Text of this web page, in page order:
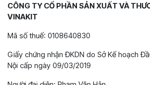
CÔNG TY CỔ PHẦN SẢN XUẤT VÀ
VINAKIT
Mã số thuế: 0108640830
Giấy chứng nhận ĐKDN do Sở Kế hoạch
Nội cấp ngày 09/03/2019